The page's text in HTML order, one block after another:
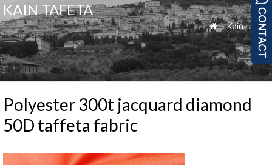
KAIN TAFETA
 »Kain tafeta
Polyester 300t jacquard diamond
50D taffeta fabric